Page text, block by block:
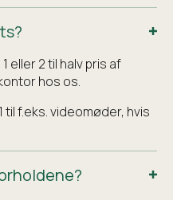
eller 2 til halv pris af
hos os.
til f.eks. videomøder, hvis